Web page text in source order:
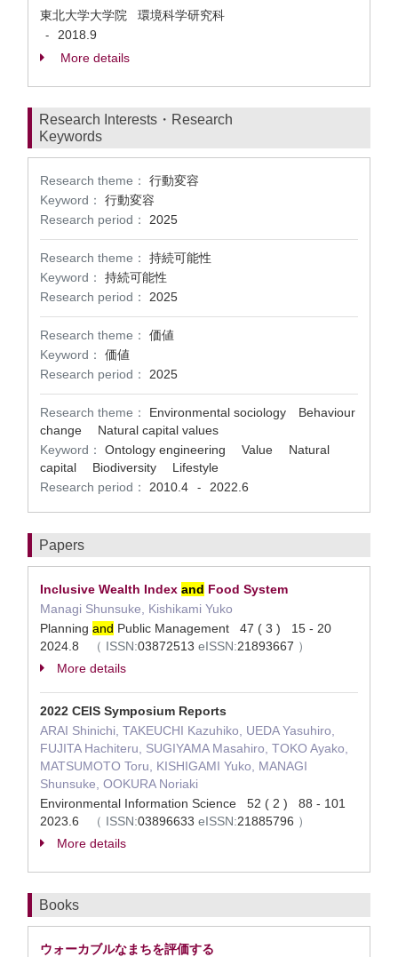
東北大学大学院 環境科学研究科
-
2018.9
More details
Research Interests・Research
Keywords
Research theme：
行動変容
Keyword：
行動変容
Research period：
2025
Research theme：
持続可能性
Keyword：
持続可能性
Research period：
2025
Research theme：
価値
Keyword：
価値
Research period：
2025
Research theme：
Environmental sociology Behaviour
change Natural capital values
Keyword：
Ontology engineering Value Natural
capital Biodiversity Lifestyle
Research period：
2010.4 - 2022.6
Papers
Inclusive Wealth Index and Food System
Managi Shunsuke, Kishikami Yuko
Planning and Public Management 47 ( 3 ) 15 - 20
2024.8
（ ISSN:03872513 eISSN:21893667 ）
More details
2022 CEIS Symposium Reports
ARAI Shinichi, TAKEUCHI Kazuhiko, UEDA Yasuhiro,
FUJITA Hachiteru, SUGIYAMA Masahiro, TOKO Ayako,
MATSUMOTO Toru, KISHIGAMI Yuko, MANAGI
Shunsuke, OOKURA Noriaki
Environmental Information Science 52 ( 2 ) 88 - 101
2023.6
（ ISSN:03896633 eISSN:21885796 ）
More details
Books
ウォーカブルなまちを評価する